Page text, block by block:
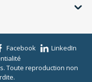
Facebook
LinkedIn
Toute reproduction non